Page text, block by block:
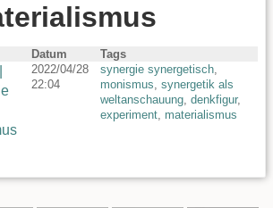
Datum Tags
2022/04/28
22:04
synergie synergetisch,
monismus, synergetik als
weltanschauung, denkfigur,
experiment, materialismus